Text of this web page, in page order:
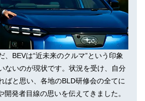
、BEVは“近未来のクルマ”という印象
ないのが現状です。状況を受け、自分
ばと思い、各地のBLD研修会の全てに
開発者目線の思いを伝えてきました。